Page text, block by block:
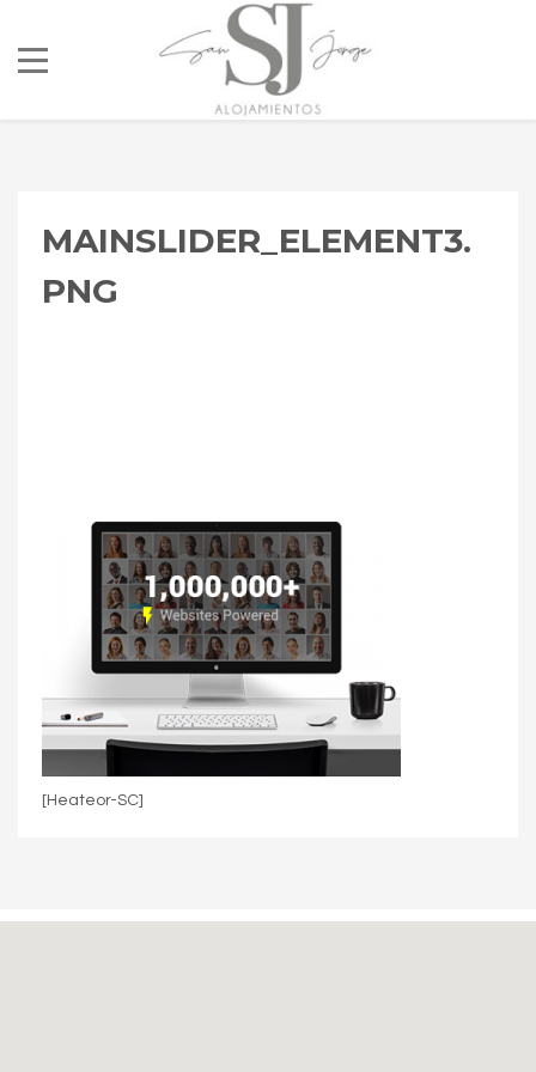
MAINSLIDER_ELEMENT3.
PNG
[Heateor-SC]